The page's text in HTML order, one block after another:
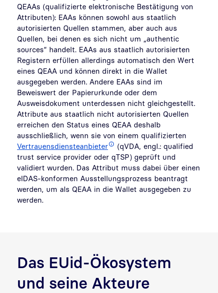
QEAAs (qualifizierte elektronische Bestätigung von
Attributen): EAAs können sowohl aus staatlich
autorisierten Quellen stammen, aber auch aus
Quellen, bei denen es sich nicht um „authentic
sources“ handelt. EAAs aus staatlich autorisierten
Registern erfüllen allerdings automatisch den Wert
eines QEAA und können direkt in die Wallet
ausgegeben werden. Andere EAAs sind im
Beweiswert der Papierurkunde oder dem
Ausweisdokument unterdessen nicht gleichgestellt.
Attribute aus staatlich nicht autorisierten Quellen
erreichen den Status eines QEAA deshalb
ausschließlich, wenn sie von einem qualifizierten
Vertrauensdiensteanbieter
(qVDA, engl.: qualified
trust service provider oder qTSP) geprüft und
validiert wurden. Das Attribut muss dabei über einen
eIDAS-konformen Ausstellungsprozess beantragt
werden, um als QEAA in die Wallet ausgegeben zu
werden.
Das EUid-Ökosystem
und seine Akteure